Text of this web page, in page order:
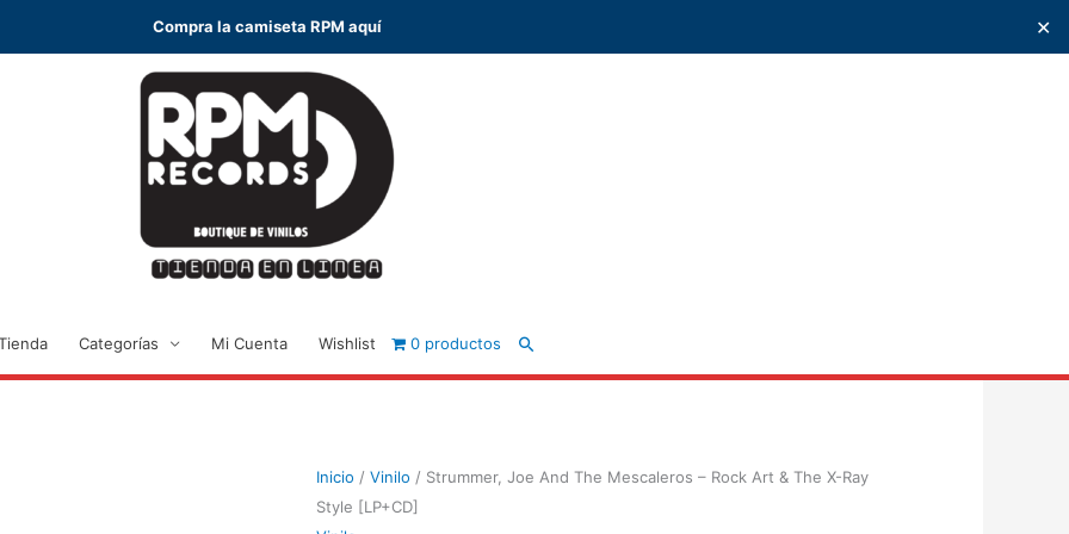
Compra la camiseta RPM aquí ✕
Categorías Mi Cuenta Wishlist 0 productos Buscar
Inicio /Vinilo / Strummer, Joe And The Mescaleros – Rock Art & The X-Ray
Style [LP+CD]